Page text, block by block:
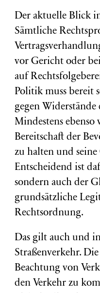
Der aktuelle Blick
Sämtliche
vor Gericht oder
auf
Politik muss bereit
gegen Widerstände
Mindestens
Bereitschaft der
zu halten und
Entscheidend ist
sondern auch der
grundsätzliche
Rechtsordnung.
Das gilt auch und
Straßenverkehr.
Beachtung von
den Verkehr zu